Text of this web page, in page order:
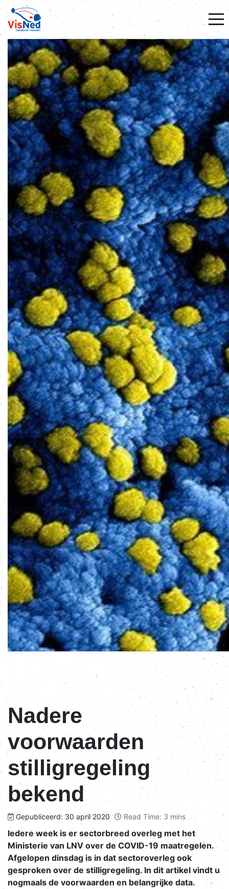
Nadere
voorwaarden
stilligregeling
bekend
Gepubliceerd: 30 april 2020 Read Time: 3 mins
Iedere week is er sectorbreed overleg met het
Ministerie van LNV over de COVID-19 maatregelen.
Afgelopen dinsdag is in dat sectoroverleg ook
gesproken over de stilligregeling. In dit artikel vindt u
nogmaals de voorwaarden en belangrijke data.